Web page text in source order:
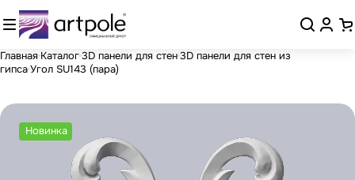
Главная Каталог3D панели для стен3D панели для стен из
гипсаУгол SU143 (пара)
Новинка